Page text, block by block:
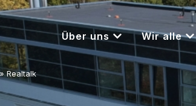
Über uns Wir alle
»Realtalk